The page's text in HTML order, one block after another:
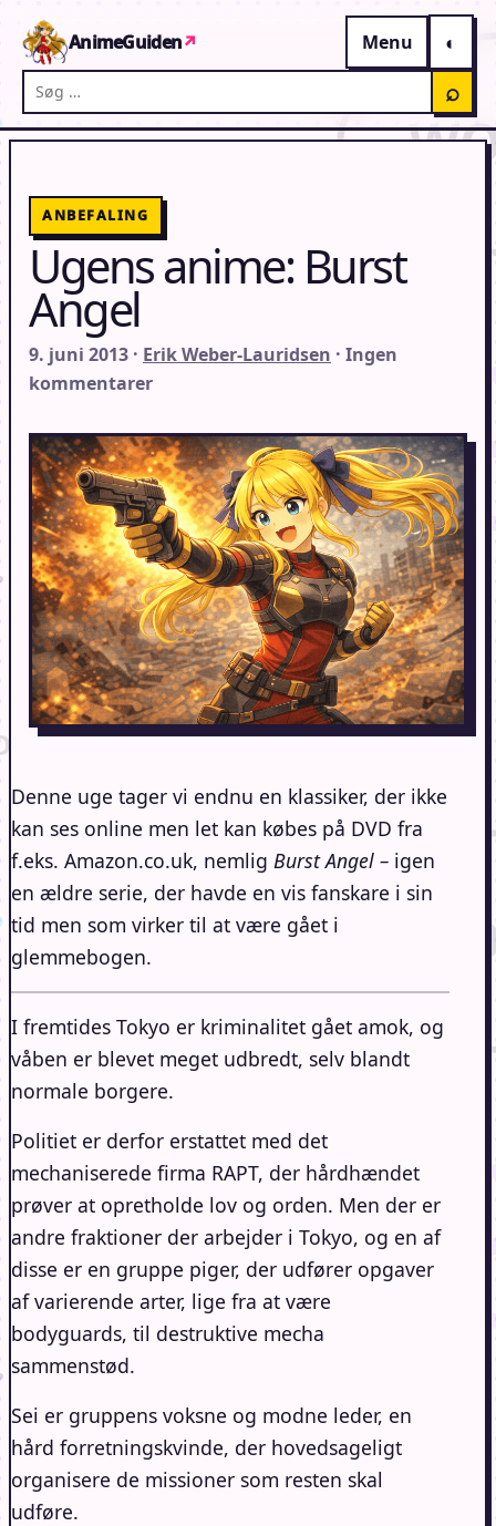
AnimeGuiden↗
Menu
Søg på AnimeGuiden
⌕
ANBEFALING
Ugens anime: Burst
Angel
9. juni 2013 · Erik Weber-Lauridsen · Ingen
kommentarer
Denne uge tager vi endnu en klassiker, der ikke
kan ses online men let kan købes på DVD fra
f.eks. Amazon.co.uk, nemlig Burst Angel – igen
en ældre serie, der havde en vis fanskare i sin
tid men som virker til at være gået i
glemmebogen.
I fremtides Tokyo er kriminalitet gået amok, og
våben er blevet meget udbredt, selv blandt
normale borgere.
Politiet er derfor erstattet med det
mechaniserede firma RAPT, der hårdhændet
prøver at opretholde lov og orden. Men der er
andre fraktioner der arbejder i Tokyo, og en af
disse er en gruppe piger, der udfører opgaver
af varierende arter, lige fra at være
bodyguards, til destruktive mecha
sammenstød.
Sei er gruppens voksne og modne leder, en
hård forretningskvinde, der hovedsageligt
organisere de missioner som resten skal
udføre.